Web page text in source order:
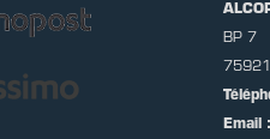
BP 7
Email :